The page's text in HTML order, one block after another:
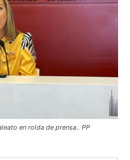
en rolda de prensa.. PP